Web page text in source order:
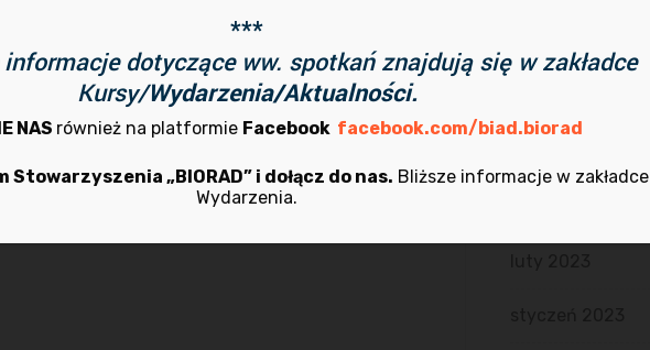
***
informacje dotyczące ww. spotkań znajdują się w zakładce
Kursy/Wydarzenia/Aktualności.
NAS również na platformie Facebook facebook.com/biad.biorad
Stowarzyszenia „BIORAD” i dołącz do nas. Bliższe informacje w zakładce
Wydarzenia.